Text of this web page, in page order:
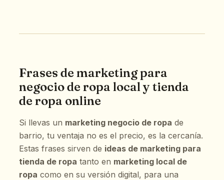
Frases de marketing para
negocio de ropa local y tienda
de ropa online
Si llevas un marketing negocio de ropa de
barrio, tu ventaja no es el precio, es la cercanía.
Estas frases sirven de ideas de marketing para
tienda de ropa tanto en marketing local de
ropa como en su versión digital, para una